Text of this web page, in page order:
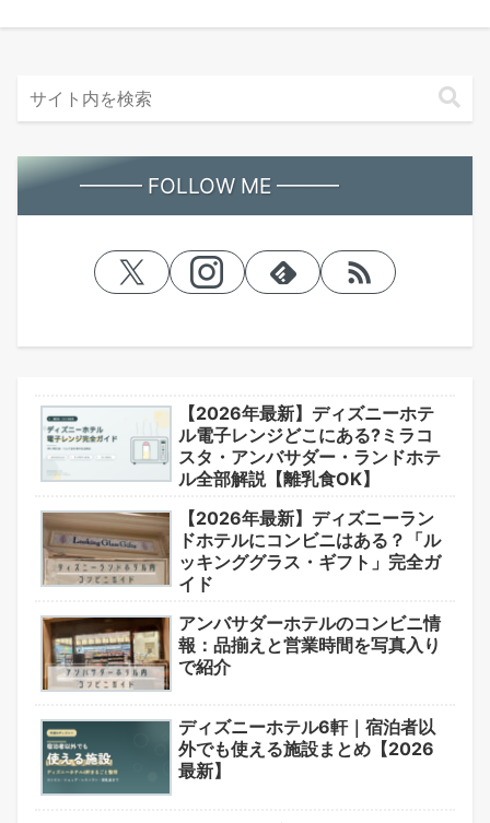
━━━ FOLLOW ME ━━━
【2026年最新】ディズニーホテ
ル電子レンジどこにある?ミラコ
スタ・アンバサダー・ランドホテ
ル全部解説【離乳食OK】
【2026年最新】ディズニーラン
ドホテルにコンビニはある？「ル
ッキンググラス・ギフト」完全ガ
イド
アンバサダーホテルのコンビニ情
報：品揃えと営業時間を写真入り
で紹介
ディズニーホテル6軒｜宿泊者以
外でも使える施設まとめ【2026
最新】